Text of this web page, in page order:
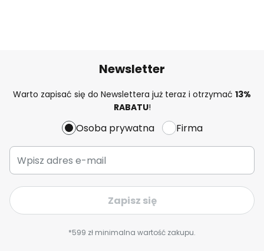
Newsletter
Warto zapisać się do Newslettera już teraz i otrzymać 13%
RABATU!
Osoba prywatna Firma
Zapisz się
*599 zł minimalna wartość zakupu.